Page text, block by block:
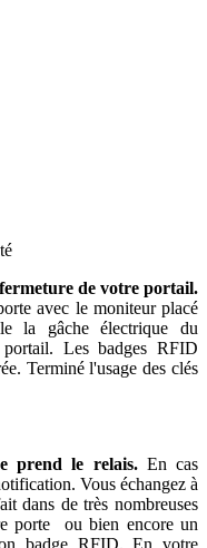
de votre portail.
avec le moniteur placé
la gâche électrique du
Les badges RFID
Terminé l'usage des clés
prend le relais.En cas
Vous échangez à
dans de très nombreuses
porte ou bien encore un